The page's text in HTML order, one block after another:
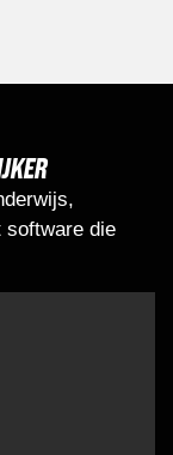
software die